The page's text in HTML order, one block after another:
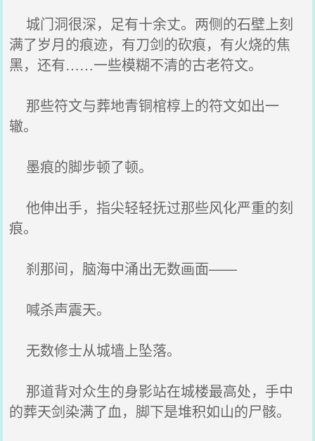
城门洞很深，足有十余丈。两侧的石壁上刻
满了岁月的痕迹，有刀剑的砍痕，有火烧的焦
黑，还有……一些模糊不清的古老符文。
那些符文与葬地青铜棺椁上的符文如出一
辙。
墨痕的脚步顿了顿。
他伸出手，指尖轻轻抚过那些风化严重的刻
痕。
刹那间，脑海中涌出无数画面——
喊杀声震天。
无数修士从城墙上坠落。
那道背对众生的身影站在城楼最高处，手中
的葬天剑染满了血，脚下是堆积如山的尸骸。